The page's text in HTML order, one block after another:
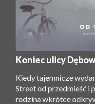
Koniec ulicy
Kiedy tajemnicze
Street od przedmieść i
rodzina wkrótce